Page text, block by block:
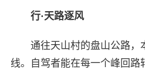
行·天路逐风
通往天山村的盘山公路，
线。自驾者能在每一个峰回路